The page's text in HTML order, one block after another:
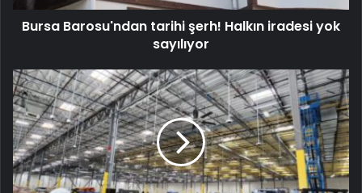
Bursa Barosu'ndan tarihi şerh! Halkın iradesi yok
sayılıyor